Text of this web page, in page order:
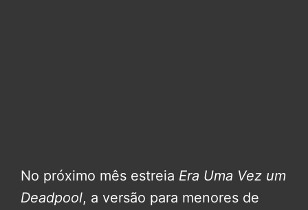
No próximo mês estreia Era Uma Vez um
Deadpool, a versão para menores de